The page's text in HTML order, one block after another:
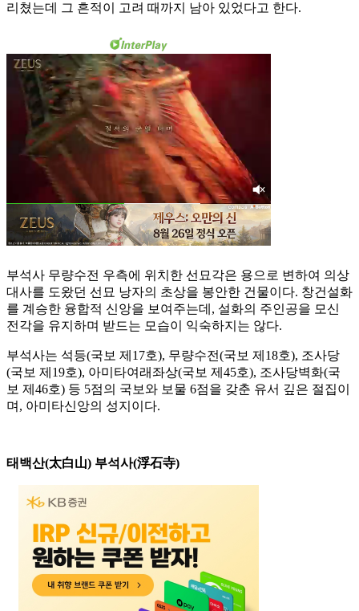
리쳤는데 그 흔적이 고려 때까지 남아 있었다고 한다.
부석사 무량수전 우측에 위치한 선묘각은 용으로 변하여 의상
대사를 도왔던 선묘 낭자의 초상을 봉안한 건물이다. 창건설화
를 계승한 융합적 신앙을 보여주는데, 설화의 주인공을 모신
전각을 유지하며 받드는 모습이 익숙하지는 않다.
부석사는 석등(국보 제17호), 무량수전(국보 제18호), 조사당
(국보 제19호), 아미타여래좌상(국보 제45호), 조사당벽화(국
보 제46호) 등 5점의 국보와 보물 6점을 갖춘 유서 깊은 절집이
며, 아미타신앙의 성지이다.
태백산(太白山) 부석사(浮石寺)